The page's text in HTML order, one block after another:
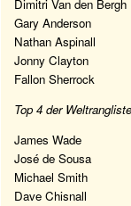
Dimitri Van den Bergh
Gary Anderson
Nathan Aspinall
Jonny Clayton
Fallon Sherrock
Top 4 der
James Wade
José de Sousa
Michael Smith
Dave Chisnall